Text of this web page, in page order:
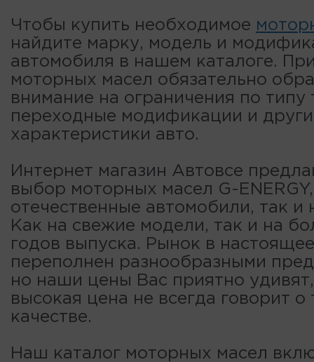
Чтобы купить необходимое
найдите марку, модель и
автомобиля в нашем каталоге.
моторных масел обязательно
внимание на ограничения по типу
переходные модификации и
характеристики авто.
Интернет магазин Автовсе
выбор моторных масел G-
отечественные автомобили, так и
Как на свежие модели, так и на
годов выпуска. Рынок в
переполнен разнообразными
но наши цены Вас приятно
высокая цена не всегда говорит
качестве.
Наш каталог моторных масел